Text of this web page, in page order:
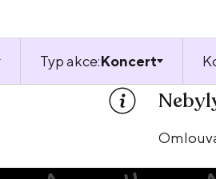
Typ akce:Koncert